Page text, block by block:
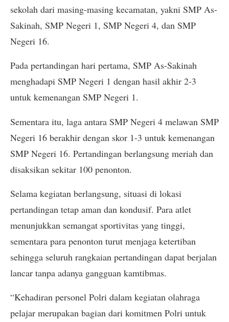
sekolah dari masing-masing kecamatan, yakni SMP As-
Sakinah, SMP Negeri 1, SMP Negeri 4, dan SMP
Negeri 16.
Pada pertandingan hari pertama, SMP As-Sakinah
menghadapi SMP Negeri 1 dengan hasil akhir 2-3
untuk kemenangan SMP Negeri 1.
Sementara itu, laga antara SMP Negeri 4 melawan SMP
Negeri 16 berakhir dengan skor 1-3 untuk kemenangan
SMP Negeri 16. Pertandingan berlangsung meriah dan
disaksikan sekitar 100 penonton.
Selama kegiatan berlangsung, situasi di lokasi
pertandingan tetap aman dan kondusif. Para atlet
menunjukkan semangat sportivitas yang tinggi,
sementara para penonton turut menjaga ketertiban
sehingga seluruh rangkaian pertandingan dapat berjalan
lancar tanpa adanya gangguan kamtibmas.
“Kehadiran personel Polri dalam kegiatan olahraga
pelajar merupakan bagian dari komitmen Polri untuk